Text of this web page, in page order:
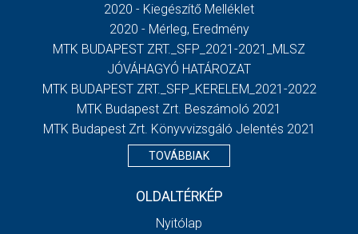
2020 - Kiegészítő Melléklet
2020 - Mérleg, Eredmény
MTK BUDAPEST ZRT._SFP_2021-2021_MLSZ
JÓVÁHAGYÓ HATÁROZAT
MTK BUDAPEST ZRT._SFP_KERELEM_2021-2022
MTK Budapest Zrt. Beszámoló 2021
MTK Budapest Zrt. Könyvvizsgáló Jelentés 2021
TOVÁBBIAK
OLDALTÉRKÉP
Nyitólap